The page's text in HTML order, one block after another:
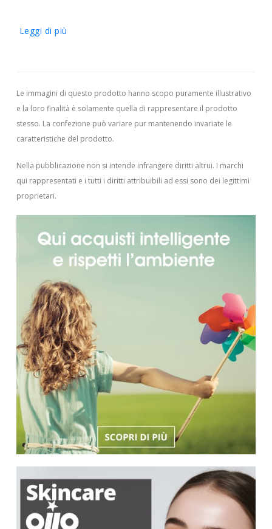
Leggi di più
Le immagini di questo prodotto hanno scopo puramente illustrativo
e la loro finalità è solamente quella di rappresentare il prodotto
stesso. La confezione può variare pur mantenendo invariate le
caratteristiche del prodotto.
Nella pubblicazione non si intende infrangere diritti altrui. I marchi
qui rappresentati e i tutti i diritti attribuibili ad essi sono dei legittimi
proprietari.